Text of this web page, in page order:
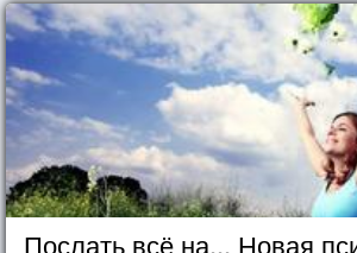
Послать всё на... Новая